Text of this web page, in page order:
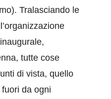
Tralasciando le
tutte cose
di vista, quello
da ogni